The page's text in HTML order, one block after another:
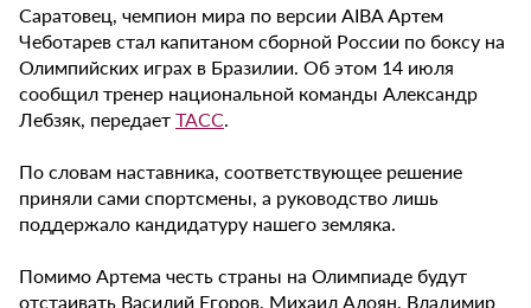
Саратовец, чемпион мира по версии AIBA Артем
Чеботарев стал капитаном сборной России по боксу на
Олимпийских играх в Бразилии. Об этом 14 июля
сообщил тренер национальной команды Александр
Лебзяк, передаетТАСС.
По словам наставника, соответствующее решение
приняли сами спортсмены, а руководство лишь
поддержало кандидатуру нашего земляка.
Помимо Артема честь страны на Олимпиаде будут
отстаивать Василий Егоров, Михаил Алоян, Владимир